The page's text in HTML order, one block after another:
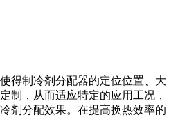
得制冷剂分配器的定位位置、大
制，从而适应特定的应用工况，
剂分配效果。在提高换热效率的